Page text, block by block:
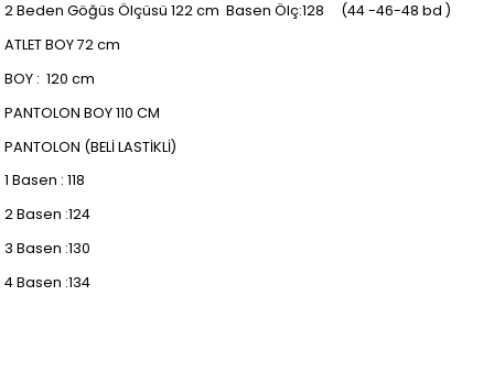
2 Beden Göğüs Ölçüsü 122 cm Basen Ölç:128 (44 -46-48 bd )
ATLET BOY 72 cm
BOY : 120 cm
PANTOLON BOY 110 CM
PANTOLON (BELİ LASTİKLİ)
1 Basen : 118
2 Basen :124
3 Basen :130
4 Basen :134